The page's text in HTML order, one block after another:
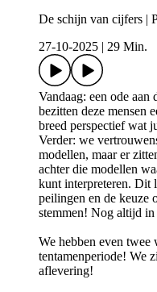
De schijn van cijfers |
27-10-2025
29 Min.
Vandaag: een ode
bezitten deze mensen
breed perspectief wat
Verder: we
modellen, maar er
achter die modellen
kunt interpreteren. Dit
peilingen en de keuze
stemmen! Nog altijd
We hebben even twee
tentamenperiode! We
aflevering!